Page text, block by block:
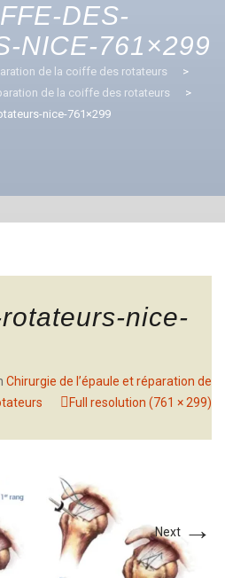
DES-
NICE-761×299
de la coiffe des rotateurs
>
de la coiffe des rotateurs
>
nice-761×299
nice-
Chirurgie de l’épaule et réparation de
Full resolution (761 × 299)
Next →